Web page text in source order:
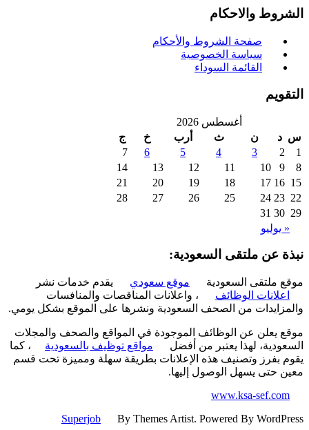
والاحكام
صفحة الشروط والأحكام
سياسة الخصوصية
القائمة السوداء
أغسطس 2026
د
ن
ج
7
10
16
17
23
24
30
31
يوليو
عن ملتقى السعودية:
ملتقى السعودية موقع سعودي
يقدم خدمات نشر
الوظائف
، واعلانات المناقصات والمنافسات
من الصحف السعودية ونشرها على الموقع بشكل يومي.
يعلن عن الوظائف الموجودة في المواقع والصحف والمجلات
لهذا يعتبر من أفضل
مواقع توظيف بالسعودية
، كما
بفرز وتصنيف هذه الإعلانات بطريقة سهلة ومميزة تحت قسم
حتى يسهل الوصول إليها.
www.ksa-
Superjob
By Themes Artist. Powered By